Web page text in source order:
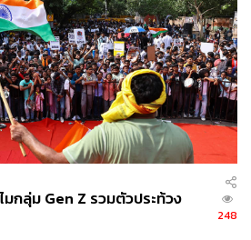
ของคนในพื้นที่แบบจัดเต็ม
มกลุ่ม Gen Z รวมตัวประท้วง
248